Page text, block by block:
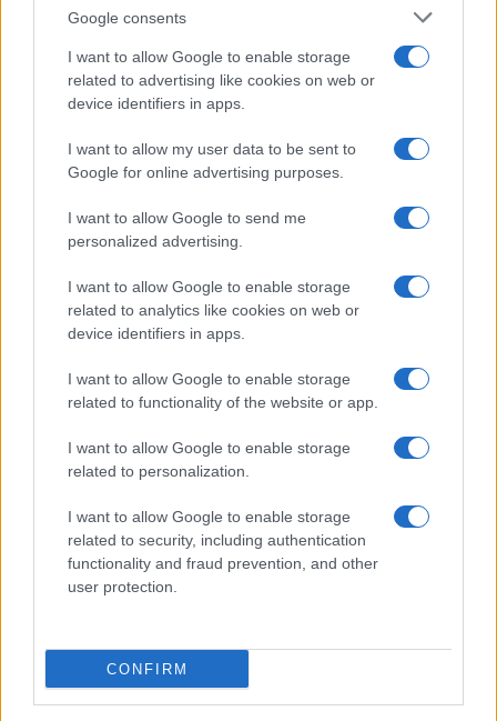
Google consents
I want to allow Google to enable storage
related to advertising like cookies on web or
device identifiers in apps.
I want to allow my user data to be sent to
Google for online advertising purposes.
I want to allow Google to send me
personalized advertising.
I want to allow Google to enable storage
related to analytics like cookies on web or
device identifiers in apps.
I want to allow Google to enable storage
related to functionality of the website or app.
I want to allow Google to enable storage
related to personalization.
I want to allow Google to enable storage
related to security, including authentication
functionality and fraud prevention, and other
user protection.
CONFIRM